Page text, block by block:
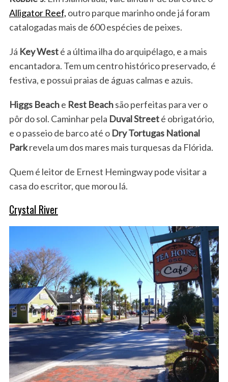
Alligator Reef, outro parque marinho onde já foram
catalogadas mais de 600 espécies de peixes.
Já Key Westé a última ilha do arquipélago, e a mais
encantadora. Tem um centro histórico preservado, é
festiva, e possui praias de águas calmas e azuis.
Higgs Beache Rest Beachsão perfeitas para ver o
pôr do sol. Caminhar pela Duval Streeté obrigatório,
e o passeio de barco até o Dry Tortugas National
Parkrevela um dos mares mais turquesas da Flórida.
Quem é leitor de Ernest Hemingway pode visitar a
casa do escritor, que morou lá.
Crystal River